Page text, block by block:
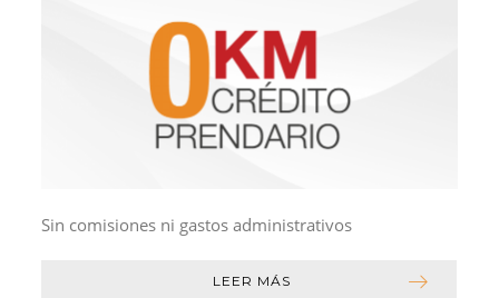
Sin comisiones ni gastos administrativos
LEER MÁS